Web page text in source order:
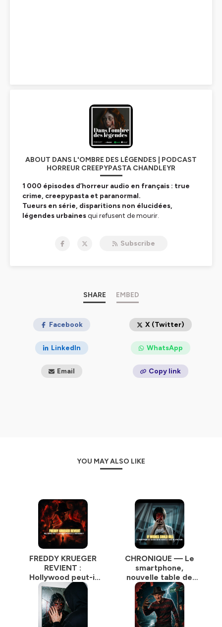
ABOUT DANS L'OMBRE DES LÉGENDES | PODCAST
HORREUR CREEPYPASTA CHANDLEYR
1 000 épisodes d’horreur audio en français : true
crime, creepypasta et paranormal.
Tueurs en série, disparitions non élucidées,
légendes urbainesqui refusent de mourir.
Ici, la réalité dérape. Le
surnaturelvous observe.
Hébergé par Ausha. Visitez
ausha.co/politique-de-
confidentialitepour plus d'informations.
Subscribe
SHARE EMBED
Facebook X (Twitter)
LinkedIn WhatsApp
Email Copy link
YOU MAY ALSO LIKE
FREDDY KRUEGER
REVIENT :
Hollywood peut-il
encore réinventer
le cauchemar ? |
Podcast Horreur
CHRONIQUE — Le
smartphone,
nouvelle table de
spiritisme : et si vos
vœux pouvaient
tuer | Podcast
Horreur